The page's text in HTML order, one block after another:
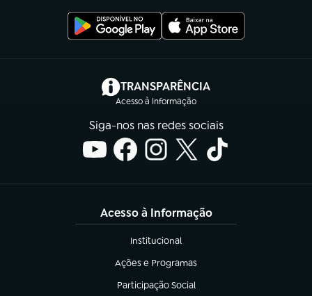
TRANSPARÊNCIA
Acesso à Informação
(abre em nova aba)
Siga-nos nas redes sociais
Acesso à Informação
Institucional
(abre em nova aba)
Ações e Programas
(abre em nova aba)
Participação Social
(abre em nova aba)